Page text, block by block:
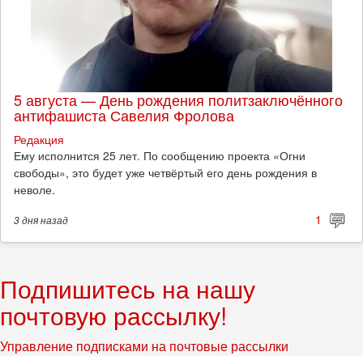
5 августа — День рождения политзаключённого
антифашиста Савелия Фролова
Редакция
Ему исполнится 25 лет. По сообщению проекта «Огни
свободы», это будет уже четвёртый его день рождения в
неволе.
3 дняназад 1
Подпишитесь на нашу
почтовую рассылку!
Управление подписками на почтовые рассылки